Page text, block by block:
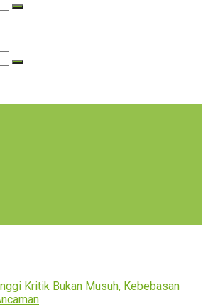
Kritik Bukan Musuh, Kebebasan